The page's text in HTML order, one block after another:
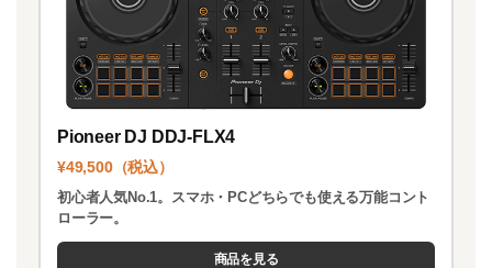
Pioneer DJ DDJ-FLX4
¥49,500（税込）
初心者人気No.1。スマホ・PCどちらでも使える万能コント
ローラー。
商品を見る